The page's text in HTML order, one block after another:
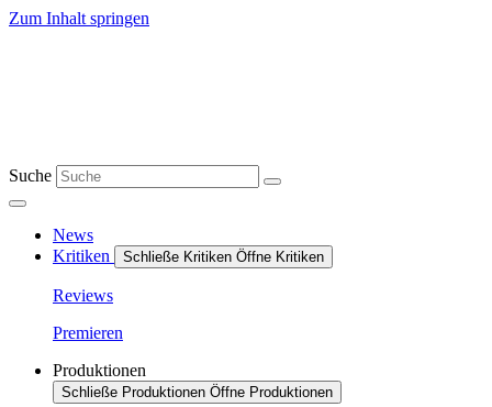
Zum Inhalt springen
Suche
News
Kritiken
Schließe Kritiken Öffne Kritiken
Reviews
Premieren
Produktionen
Schließe Produktionen Öffne Produktionen